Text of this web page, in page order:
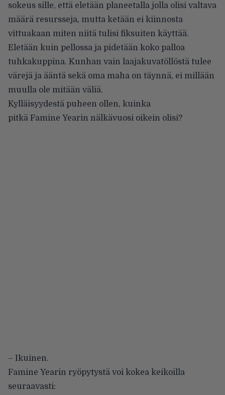
sokeus sille, että eletään planeetalla jolla olisi valtava
määrä resursseja, mutta ketään ei kiinnosta
vittuakaan miten niitä tulisi fiksuiten käyttää.
Eletään kuin pellossa ja pidetään koko palloa
tuhkakuppina. Kunhan vain laajakuvatöllöstä tulee
värejä ja ääntä sekä oma maha on täynnä, ei millään
muulla ole mitään väliä.
Kylläisyydestä puheen ollen, kuinka
pitkä Famine Yearin nälkävuosi oikein olisi?
– Ikuinen.
Famine Yearin ryöpytystä voi kokea keikoilla
seuraavasti: